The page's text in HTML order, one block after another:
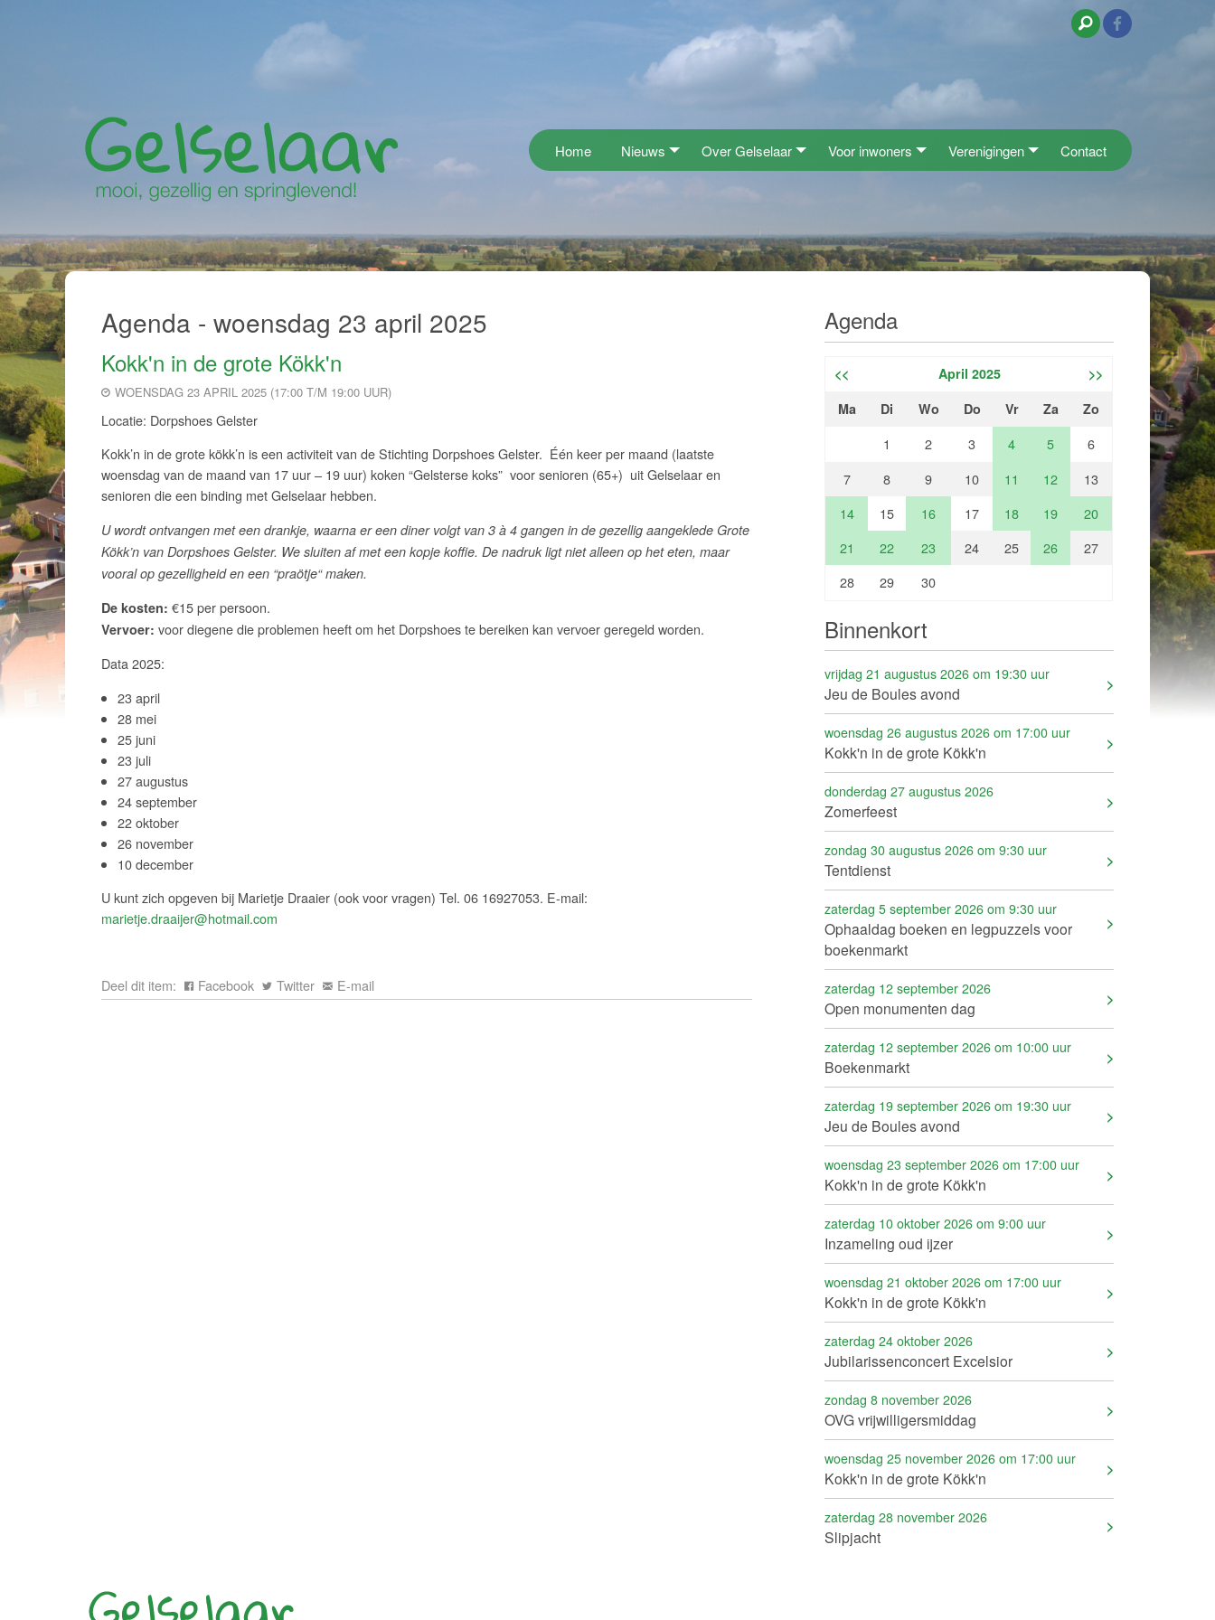
Home Nieuws Over Gelselaar Voor inwoners Verenigingen Contact
Agenda - woensdag 23 april 2025
Kokk'n in de grote Kökk'n
WOENSDAG 23 APRIL 2025 (17:00 T/M 19:00 UUR)
Locatie: Dorpshoes Gelster
Kokk’n in de grote kökk’n is een activiteit van de Stichting Dorpshoes Gelster. Één keer per maand (laatste
woensdag van de maand van 17 uur – 19 uur) koken “Gelsterse koks” voor senioren (65+) uit Gelselaar en
senioren die een binding met Gelselaar hebben.
U wordt ontvangen met een drankje, waarna er een diner volgt van 3 à 4 gangen in de gezellig aangeklede Grote
Kökk’n van Dorpshoes Gelster. We sluiten af met een kopje koffie. De nadruk ligt niet alleen op het eten, maar
vooral op gezelligheid en een “praötje“ maken.
De kosten: €15 per persoon.
Vervoer: voor diegene die problemen heeft om het Dorpshoes te bereiken kan vervoer geregeld worden.
Data 2025:
23 april
28 mei
25 juni
23 juli
27 augustus
24 september
22 oktober
26 november
10 december
U kunt zich opgeven bij Marietje Draaier (ook voor vragen) Tel. 06 16927053. E-mail:
marietje.draaijer@hotmail.com
Deel dit item: Facebook Twitter E-mail
Agenda
<< April 2025
>>
Ma
Di Wo Do Vr Za Zo
1 2 3 4 5
6
7
8 9 10 11 12
13
14
15 16 17 18 19
20
21
22 23 24 25 26
27
28
29 30
Binnenkort
vrijdag 21 augustus 2026 om 19:30 uur
Jeu de Boules avond
woensdag 26 augustus 2026 om 17:00 uur
Kokk'n in de grote Kökk'n
donderdag 27 augustus 2026
Zomerfeest
zondag 30 augustus 2026 om 9:30 uur
Tentdienst
zaterdag 5 september 2026 om 9:30 uur
Ophaaldag boeken en legpuzzels voor
boekenmarkt
zaterdag 12 september 2026
Open monumenten dag
zaterdag 12 september 2026 om 10:00 uur
Boekenmarkt
zaterdag 19 september 2026 om 19:30 uur
Jeu de Boules avond
woensdag 23 september 2026 om 17:00 uur
Kokk'n in de grote Kökk'n
zaterdag 10 oktober 2026 om 9:00 uur
Inzameling oud ijzer
woensdag 21 oktober 2026 om 17:00 uur
Kokk'n in de grote Kökk'n
zaterdag 24 oktober 2026
Jubilarissenconcert Excelsior
zondag 8 november 2026
OVG vrijwilligersmiddag
woensdag 25 november 2026 om 17:00 uur
Kokk'n in de grote Kökk'n
zaterdag 28 november 2026
Slipjacht